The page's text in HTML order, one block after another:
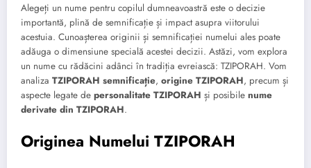
Alegeți un nume pentru copilul dumneavoastră este o decizie
importantă, plină de semnificație și impact asupra viitorului
acestuia. Cunoașterea originii și semnificației numelui ales poate
adăuga o dimensiune specială acestei decizii. Astăzi, vom explora
un nume cu rădăcini adânci în tradiția evreiască: TZIPORAH. Vom
analiza TZIPORAH semnificație, origine TZIPORAH, precum și
aspecte legate de personalitate TZIPORAH și posibile nume
derivate din TZIPORAH.
Originea Numelui TZIPORAH